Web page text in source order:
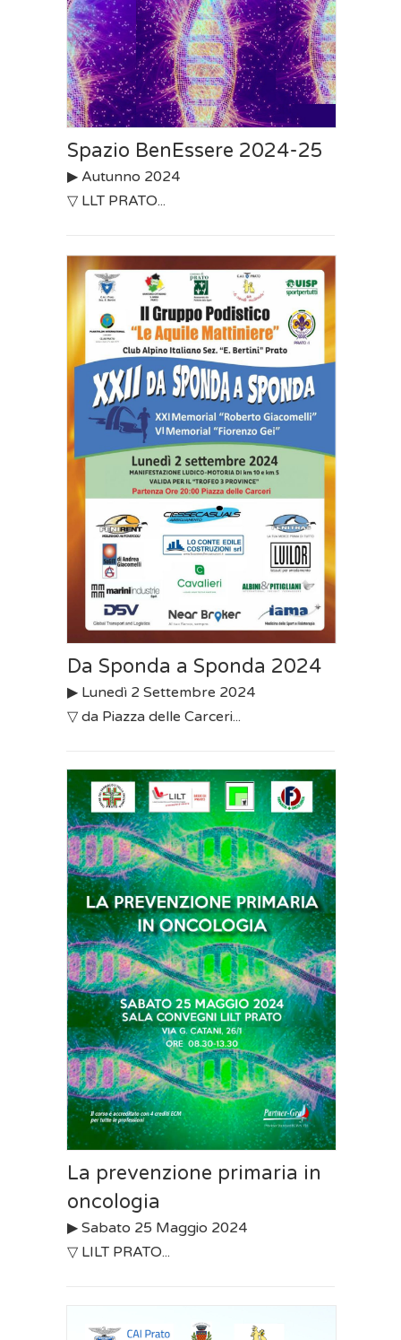
Spazio BenEssere 2024-25
▶︎ Autunno 2024
▽ LLT PRATO...
Da Sponda a Sponda 2024
▶︎ Lunedì 2 Settembre 2024
▽ da Piazza delle Carceri...
La prevenzione primaria in
oncologia
▶︎ Sabato 25 Maggio 2024
▽ LILT PRATO...